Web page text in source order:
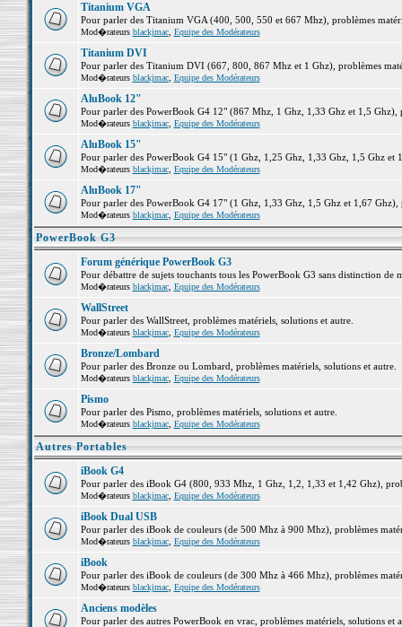
Titanium VGA
Pour parler des Titanium VGA (400, 500, 550 et 667 Mhz), problèmes
Mod�rateurs blackjmac, Equipe des Modérateurs
Titanium DVI
Pour parler des Titanium DVI (667, 800, 867 Mhz et 1 Ghz), problèmes
Mod�rateurs blackjmac, Equipe des Modérateurs
AluBook 12"
Pour parler des PowerBook G4 12" (867 Mhz, 1 Ghz, 1,33 Ghz et 1,5 Ghz),
Mod�rateurs blackjmac, Equipe des Modérateurs
AluBook 15"
Pour parler des PowerBook G4 15" (1 Ghz, 1,25 Ghz, 1,33 Ghz, 1,5 Ghz et
Mod�rateurs blackjmac, Equipe des Modérateurs
AluBook 17"
Pour parler des PowerBook G4 17" (1 Ghz, 1,33 Ghz, 1,5 Ghz et 1,67 Ghz),
Mod�rateurs blackjmac, Equipe des Modérateurs
PowerBook G3
Forum générique PowerBook G3
Pour débattre de sujets touchants tous les PowerBook G3 sans distinction de
Mod�rateurs blackjmac, Equipe des Modérateurs
WallStreet
Pour parler des WallStreet, problèmes matériels, solutions et autre.
Mod�rateurs blackjmac, Equipe des Modérateurs
Bronze/Lombard
Pour parler des Bronze ou Lombard, problèmes matériels, solutions et autre.
Mod�rateurs blackjmac, Equipe des Modérateurs
Pismo
Pour parler des Pismo, problèmes matériels, solutions et autre.
Mod�rateurs blackjmac, Equipe des Modérateurs
Autres Portables
iBook G4
Pour parler des iBook G4 (800, 933 Mhz, 1 Ghz, 1,2, 1,33 et 1,42 Ghz),
Mod�rateurs blackjmac, Equipe des Modérateurs
iBook Dual USB
Pour parler des iBook de couleurs (de 500 Mhz à 900 Mhz), problèmes
Mod�rateurs blackjmac, Equipe des Modérateurs
iBook
Pour parler des iBook de couleurs (de 300 Mhz à 466 Mhz), problèmes
Mod�rateurs blackjmac, Equipe des Modérateurs
Anciens modèles
Pour parler des autres PowerBook en vrac, problèmes matériels, solutions et